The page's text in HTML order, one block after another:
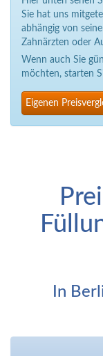
Sie hat uns
abhängig von
Zahnärzten oder
Wenn auch Sie
möchten, starten
Eigenen
In